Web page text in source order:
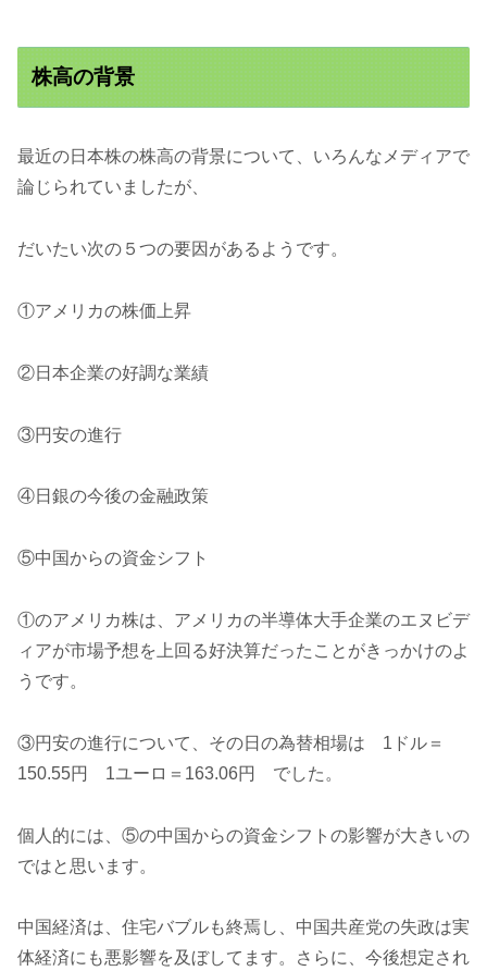
株高の背景
最近の日本株の株高の背景について、いろんなメディアで
論じられていましたが、
だいたい次の５つの要因があるようです。
①アメリカの株価上昇
②日本企業の好調な業績
③円安の進行
④日銀の今後の金融政策
⑤中国からの資金シフト
①のアメリカ株は、アメリカの半導体大手企業のエヌビデ
ィアが市場予想を上回る好決算だったことがきっかけのよ
うです。
③円安の進行について、その日の為替相場は 1ドル＝
150.55円 1ユーロ＝163.06円 でした。
個人的には、⑤の中国からの資金シフトの影響が大きいの
ではと思います。
中国経済は、住宅バブルも終焉し、中国共産党の失政は実
体経済にも悪影響を及ぼしてます。さらに、今後想定され